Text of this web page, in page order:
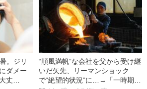
。ジリ
ダメー
丈
“順風満帆”な会社を父から受け継
いだ矢先、リーマンショック
で“絶望的状況”に…→「一時期は